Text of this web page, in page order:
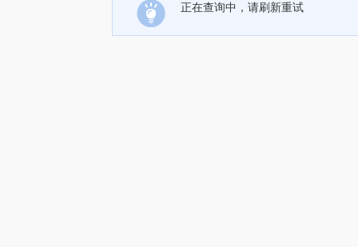
正在查询中，请刷新重试